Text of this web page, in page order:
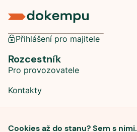
Cookies až do stanu? Sem s nimi.
Přihlášení pro majitele
Rozcestník
Pro provozovatele
Kontakty